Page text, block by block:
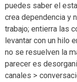
puedes saber el
crea dependencia y
trabajo; entierra las
levantar con un hilo
no se resuelven la
parecer es
canales >